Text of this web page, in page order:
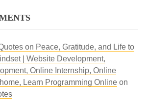
🇮🇳 Amazon India
🇮🇳 Amazon India
on Peace, Gratitude, and Life to
| Website Development,
Online Internship, Online
Learn Programming Online on